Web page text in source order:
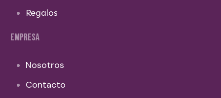
Regalos
EMPRESA
Nosotros
Contacto